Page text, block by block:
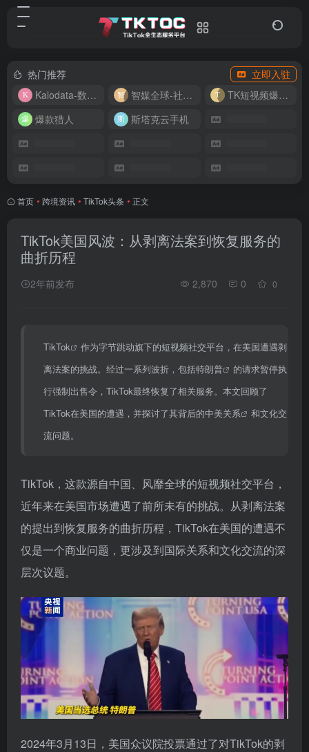
热门推荐
立即入驻
Kalodata-数据分析平台
智媒全球-社媒管理平台
TK短视频爆款复刻
爆款猎人
斯塔克云手机
首页 • 跨境资讯 • TikTok头条 • 正文
TikTok美国风波：从剥离法案到恢复服务的
曲折历程
2年前发布 2,870 0 0
TikTok
作为字节跳动旗下的短视频社交平台，在美国遭遇剥
离法案的挑战。经过一系列波折，包括特朗普
的请求暂停执
行强制出售令，TikTok最终恢复了相关服务。本文回顾了
TikTok在美国的遭遇，并探讨了其背后的中美关系
和文化交
流问题。
TikTok，这款源自中国、风靡全球的短视频社交平台，
近年来在美国市场遭遇了前所未有的挑战。从剥离法案
的提出到恢复服务的曲折历程，TikTok在美国的遭遇不
仅是一个商业问题，更涉及到国际关系和文化交流的深
层次议题。
2024年3月13日，美国众议院投票通过了对TikTok的剥